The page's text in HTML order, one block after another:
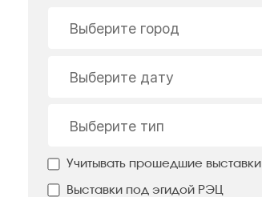
Выберите город
Выберите дату
Выберите тип
Учитывать прошедшие выставки
Выставки под эгидой РЭЦ